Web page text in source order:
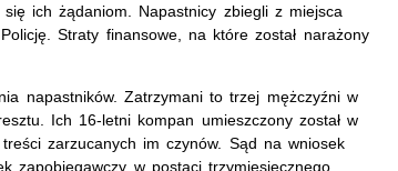
ich żądaniom. Napastnicy zbiegli z miejsca
Straty finansowe, na które został narażony
napastników. Zatrzymani to trzej mężczyźni w
Ich 16-letni kompan umieszczony został w
treści zarzucanych im czynów. Sąd na wniosek
zapobiegawczy w postaci trzymiesięcznego